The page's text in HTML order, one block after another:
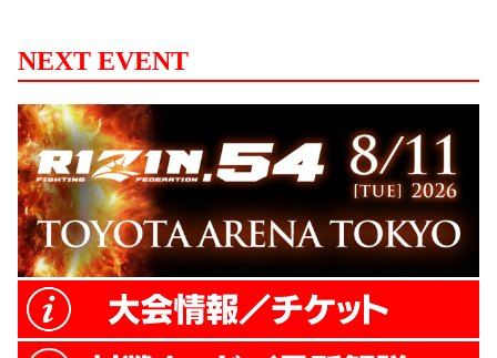
す。 お申込みは7月14日（日）18時00分締
切（但し、締め切り前でも定員になり次
第、締め切らせていただく場合がございま
す）。 ※注意事項※ ・個人の方はお申込
みいただけませんので、予めご了承くださ
い。 ・ポスターサイズはB2とB3サイズ 各
1枚ずつの合計2枚となります...
NEXT EVENT